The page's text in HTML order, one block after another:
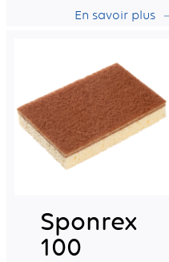
contact
grande n°8 -
Fabrication
française
En savoir plus
Sponrex
100